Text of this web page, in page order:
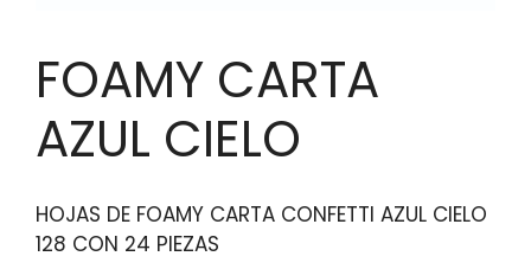
FOAMY CARTA
AZUL CIELO
HOJAS DE FOAMY CARTA CONFETTI AZUL CIELO
128 CON 24 PIEZAS